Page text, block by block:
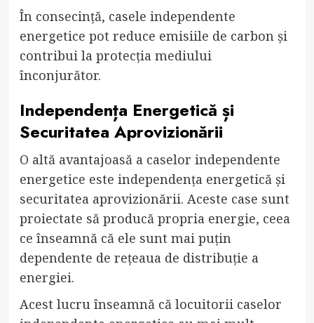
În consecință, casele independente
energetice pot reduce emisiile de carbon și
contribui la protecția mediului
înconjurător.
Independența Energetică și
Securitatea Aprovizionării
O altă avantajoasă a caselor independente
energetice este independența energetică și
securitatea aprovizionării. Aceste case sunt
proiectate să producă propria energie, ceea
ce înseamnă că ele sunt mai puțin
dependente de rețeaua de distribuție a
energiei.
Acest lucru înseamnă că locuitorii caselor